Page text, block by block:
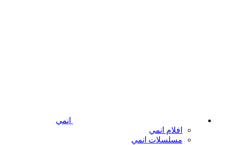
انمي
افلام انمي
مسلسلات انمي